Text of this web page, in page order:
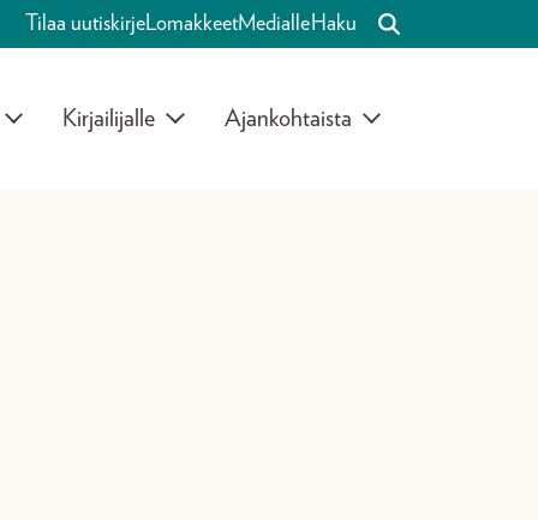
Tilaa uutiskirjeLomakkeetMedialleHaku
Kirjailijalle Ajankohtaista